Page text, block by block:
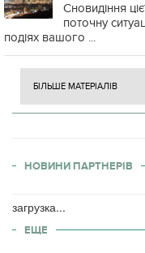
Сновидіння
поточну
подіях вашого ...
БІЛЬШЕ МАТЕРІАЛІВ
НОВИНИ ПАРТНЕРІВ
загрузка...
ЕЩЕ